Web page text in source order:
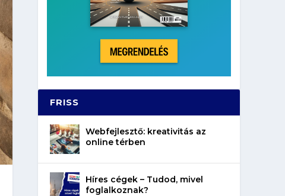
FRISS
Webfejlesztő: kreativitás az
online térben
Híres cégek – Tudod, mivel
foglalkoznak?